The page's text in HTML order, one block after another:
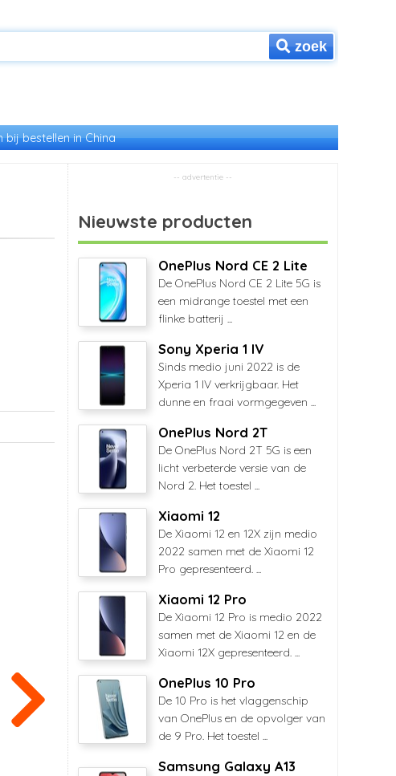
zoek
bij bestellen in China
Nieuwste producten
OnePlus Nord CE 2 Lite
De OnePlus Nord CE 2 Lite 5G is
een midrange toestel met een
flinke batterij ...
Sony Xperia 1 IV
Sinds medio juni 2022 is de
Xperia 1 IV verkrijgbaar. Het
dunne en fraai vormgegeven ...
OnePlus Nord 2T
De OnePlus Nord 2T 5G is een
licht verbeterde versie van de
Nord 2. Het toestel ...
Xiaomi 12
De Xiaomi 12 en 12X zijn medio
2022 samen met de Xiaomi 12
Pro gepresenteerd. ...
Xiaomi 12 Pro
De Xiaomi 12 Pro is medio 2022
samen met de Xiaomi 12 en de
Xiaomi 12X gepresenteerd. ...
OnePlus 10 Pro
De 10 Pro is het vlaggenschip
van OnePlus en de opvolger van
de 9 Pro. Het toestel ...
Samsung Galaxy A13